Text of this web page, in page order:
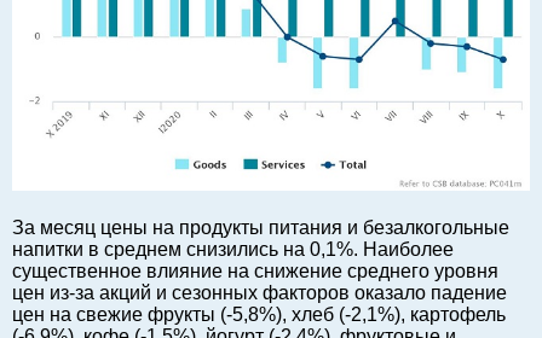
Экономическая история
Книга
Архив
Сергей Тюленев: студия
За месяц цены на продукты питания и безалкогольные
напитки в среднем снизились на 0,1%. Наиболее
существенное влияние на снижение среднего уровня
цен из-за акций и сезонных факторов оказало падение
цен на свежие фрукты (-5,8%), хлеб (-2,1%), картофель